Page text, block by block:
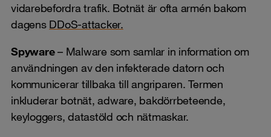
vidarebefordra trafik. Botnät är ofta armén bakom
dagens DDoS-attacker.
Spyware– Malware som samlar in information om
användningen av den infekterade datorn och
kommunicerar tillbaka till angriparen. Termen
inkluderar botnät, adware, bakdörrbeteende,
keyloggers, datastöld och nätmaskar.